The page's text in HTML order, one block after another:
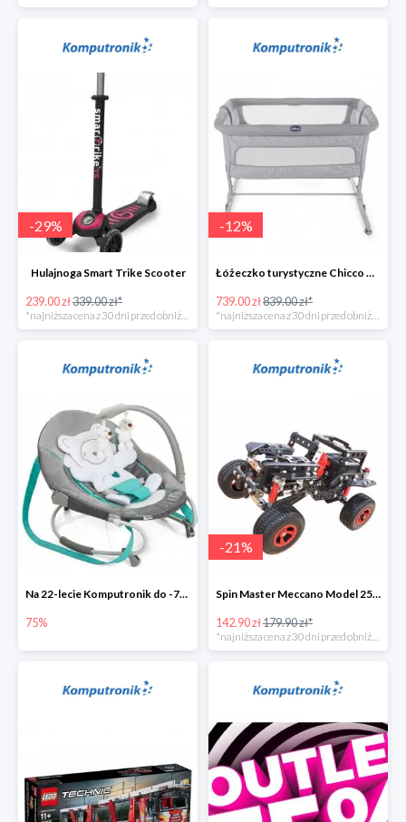
-29%
Hulajnoga Smart Trike Scooter
239.00 zł339.00 zł*
-12%
Łóżeczko turystyczne Chicco Next2Me Dream Luna
739.00 zł839.00 zł*
Na 22-lecie Komputronik do -75%
75%
-21%
Spin Master Meccano Model 25 w 1 Terenówka
142.90 zł179.90 zł*